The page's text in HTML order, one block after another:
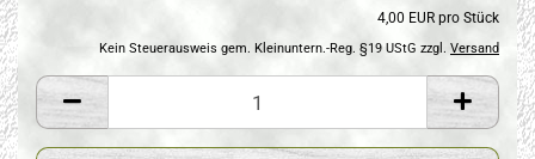
4,00 EUR pro Stück
Kein Steuerausweis gem. Kleinuntern.-Reg. §19 UStG zzgl. Versand